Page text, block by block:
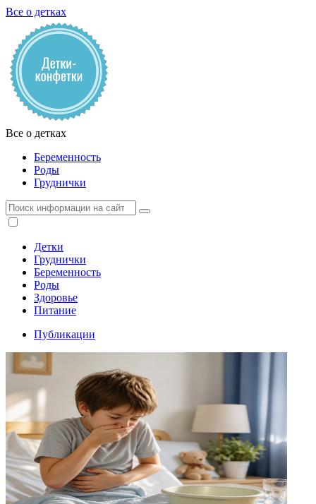
Все о детках
Все о детках
Беременность
Роды
Груднички
Детки
Груднички
Беременность
Роды
Здоровье
Питание
Публикации